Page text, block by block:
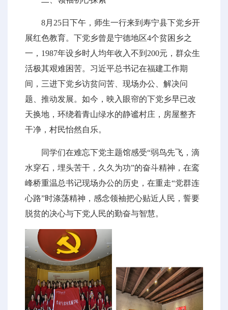
8月25日下午，师生一行来到寿宁县下党乡开
展红色教育。下党乡曾是宁德地区4个贫困乡之
一，1987年设乡时人均年收入不到200元，群众生
活极其艰难困苦。习近平总书记在福建工作期
间，三进下党乡访贫问苦、现场办公、解决问
题、推动发展。如今，映入眼帘的下党乡早已改
天换地，环绕着青山绿水的静谧村庄，房屋整齐
干净，村民怡然自乐。
同学们在难忘下党主题馆感受“弱鸟先飞，滴
水穿石，埋头苦干，久久为功”的奋斗精神，在鸾
峰桥重温总书记现场办公的历史，在重走“党群连
心路”时涤荡精神，感念领袖把心贴近人民，誓要
脱贫的决心与下党人民的勤奋与智慧。